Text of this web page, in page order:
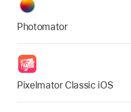
Photomator
Pixelmator Classic iOS